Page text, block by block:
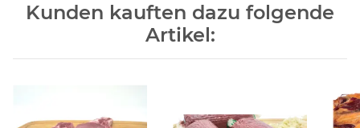
Kunden kauften dazu folgende
Artikel: